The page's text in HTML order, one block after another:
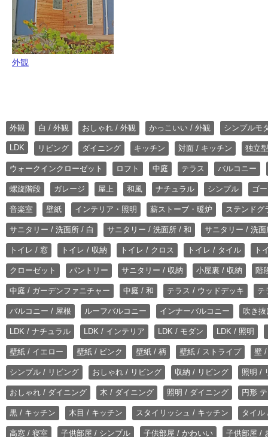
外観
外観 白 / 外観 おしゃれ / 外観 かっこいい / 外観 シンプルモ
LDK リビング ダイニング キッチン 対面 / キッチン 独立
ウォークインクローゼット ロフト 中庭 テラス バルコニー
螺旋階段 ガレージ 屋上 和風 ナチュラル シンプル ゴ
音楽室 壁紙 インテリア・照明 薪ストーブ・暖炉 ステンドグ
サニタリー / 洗面所 / 白 サニタリー / 洗面所 / 和 サニタリー / 洗
トイレ / 窓 トイレ / 収納 トイレ / クロス トイレ / タイル ト
クローゼット パントリー サニタリー / 収納 小屋裏 / 収納 階
中庭 / ガーデンファニチャー 中庭 / 和 テラス / ウッドデッキ テ
バルコニー / 屋根 ルーフバルコニー インナーバルコニー 吹き
LDK / ナチュラル LDK / インテリア LDK / モダン LDK / 照明
壁紙 / イエロー 壁紙 / ピンク 壁紙 / 柄 壁紙 / ストライプ 壁
シンプル / リビング おしゃれ / リビング 収納 / リビング 照明 /
おしゃれ / ダイニング 木 / ダイニング 照明 / ダイニング 円形
黒 / キッチン 木目 / キッチン スタイリッシュ / キッチン タイル
高窓 / 寝室 子供部屋 / シンプル 子供部屋 / かわいい 子供部屋 /